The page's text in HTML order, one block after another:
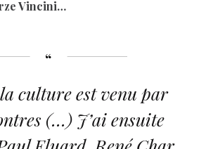
Vincini…
la culture est venu par
(…) J’ai ensuite